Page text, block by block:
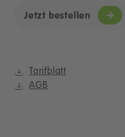
Jetzt bestellen
Tarifblatt
AGB